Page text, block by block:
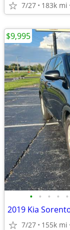
7/27 183k mi
• • • • •
7/27 155k mi
$9,995